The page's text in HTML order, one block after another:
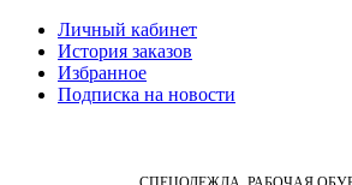
Личный кабинет
История заказов
Избранное
Подписка на новости